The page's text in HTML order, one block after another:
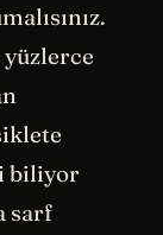
biliyor
sarf